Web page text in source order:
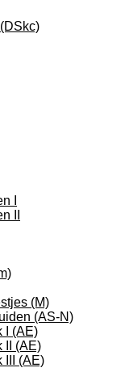
I
II
(M)
(AS-N)
I (AE)
II (AE)
III (AE)